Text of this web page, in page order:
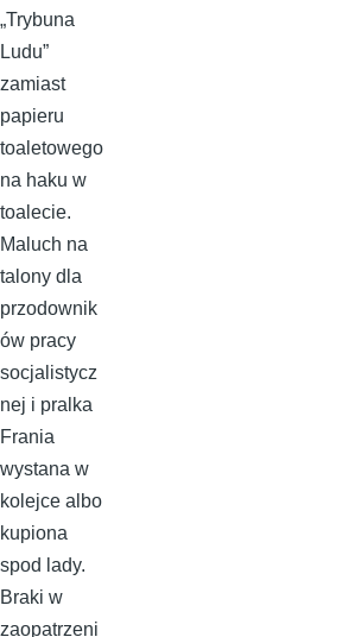
„Trybuna
Ludu”
zamiast
papieru
toaletowego
na haku w
toalecie.
Maluch na
talony dla
przodownik
ów pracy
socjalistycz
nej i pralka
Frania
wystana w
kolejce albo
kupiona
spod lady.
Braki w
zaopatrzeni